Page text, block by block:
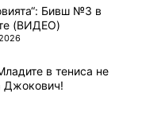
Бивш №3 в
(ВИДЕО)
в тениса не
Джокович!